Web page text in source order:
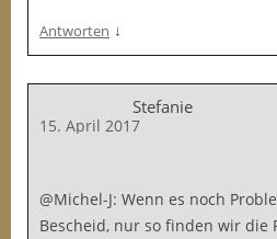
Antworten ↓
Stefanie
15. April 2017
@Michel-J: Wenn es noch
Bescheid, nur so finden wir die